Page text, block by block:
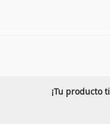
¡Tu producto